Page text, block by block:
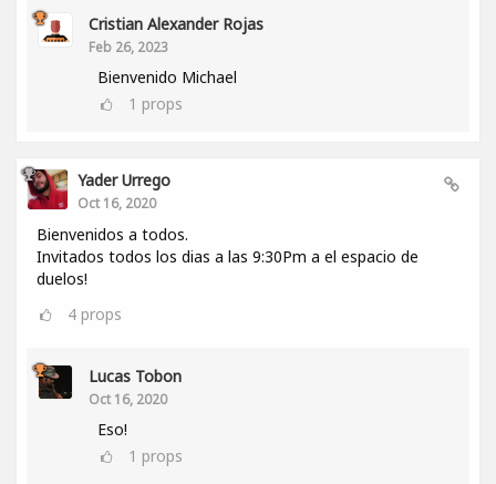
Cristian Alexander Rojas
Feb 26, 2023
Bienvenido Michael
1 props
Yader Urrego
Oct 16, 2020
Bienvenidos a todos.
Invitados todos los dias a las 9:30Pm a el espacio de
duelos!
4 props
Lucas Tobon
Oct 16, 2020
Eso!
1 props